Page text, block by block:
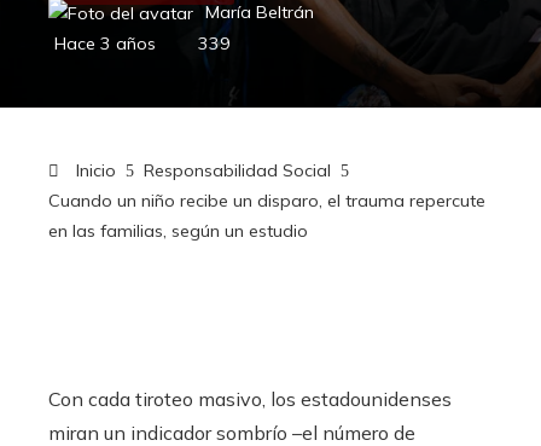
María Beltrán
Hace 3 años
339
Inicio
Responsabilidad Social
Cuando un niño recibe un disparo, el trauma repercute
en las familias, según un estudio
Con cada tiroteo masivo, los estadounidenses
miran un indicador sombrío –el número de